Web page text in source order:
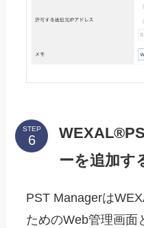
STEP
ーを追加す
PST Managerは
ためのWeb管理画面